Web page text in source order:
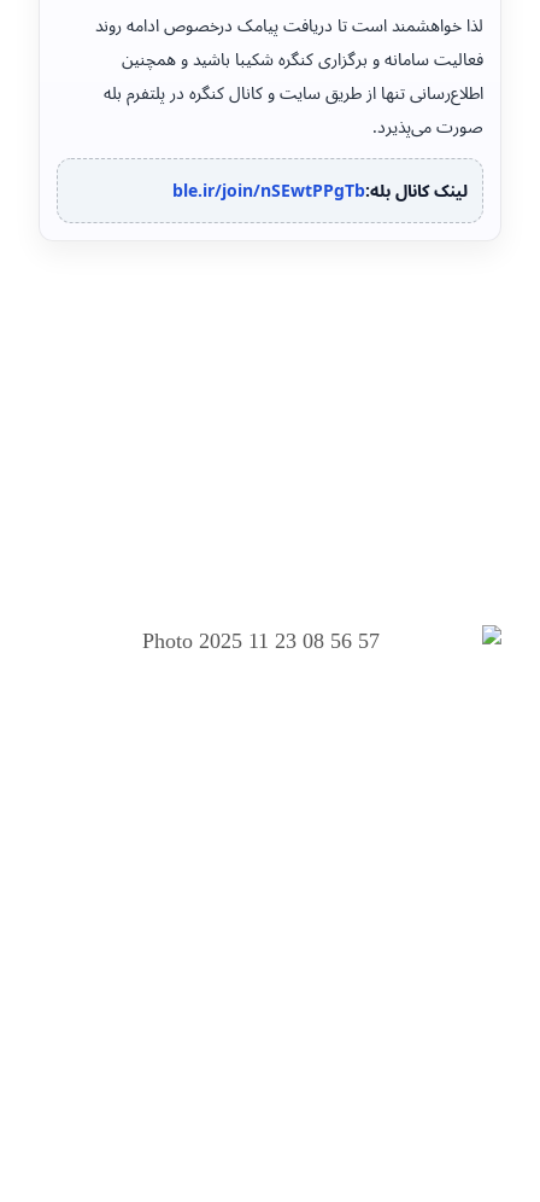
لذا خواهشمند است تا دریافت پیامک درخصوص ادامه روند
فعالیت سامانه و برگزاری کنگره شکیبا باشید و همچنین
اطلاع‌رسانی تنها از طریق سایت و کانال کنگره در پلتفرم بله
صورت می‌پذیرد.
لینک کانال بله:ble.ir/join/nSEwtPPgTb